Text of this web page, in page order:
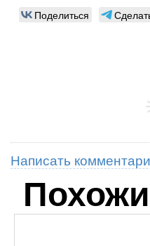
Поделиться
Написать